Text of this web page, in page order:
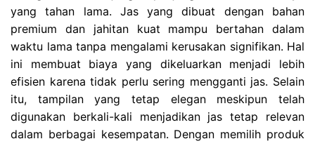
yang tahan lama. Jas yang dibuat dengan bahan
premium dan jahitan kuat mampu bertahan dalam
waktu lama tanpa mengalami kerusakan signifikan. Hal
ini membuat biaya yang dikeluarkan menjadi lebih
efisien karena tidak perlu sering mengganti jas. Selain
itu, tampilan yang tetap elegan meskipun telah
digunakan berkali-kali menjadikan jas tetap relevan
dalam berbagai kesempatan. Dengan memilih produk